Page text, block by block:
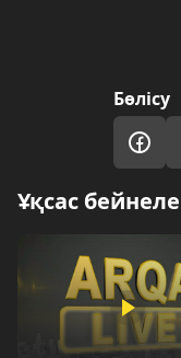
Бөлісу
Ұқсас